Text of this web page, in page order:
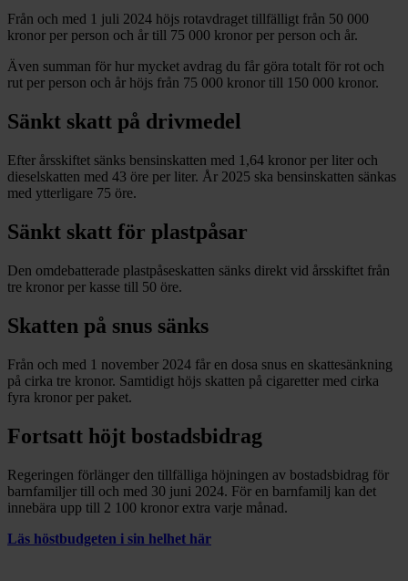
Från och med 1 juli 2024 höjs rotavdraget tillfälligt från 50 000
kronor per person och år till 75 000 kronor per person och år.
Även summan för hur mycket avdrag du får göra totalt för rot och
rut per person och år höjs från 75 000 kronor till 150 000 kronor.
Sänkt skatt på drivmedel
Efter årsskiftet sänks bensinskatten med 1,64 kronor per liter och
dieselskatten med 43 öre per liter. År 2025 ska bensinskatten sänkas
med ytterligare 75 öre.
Sänkt skatt för plastpåsar
Den omdebatterade plastpåseskatten sänks direkt vid årsskiftet från
tre kronor per kasse till 50 öre.
Skatten på snus sänks
Från och med 1 november 2024 får en dosa snus en skattesänkning
på cirka tre kronor. Samtidigt höjs skatten på cigaretter med cirka
fyra kronor per paket.
Fortsatt höjt bostadsbidrag
Regeringen förlänger den tillfälliga höjningen av bostadsbidrag för
barnfamiljer till och med 30 juni 2024. För en barnfamilj kan det
innebära upp till 2 100 kronor extra varje månad.
Läs höstbudgeten i sin helhet här